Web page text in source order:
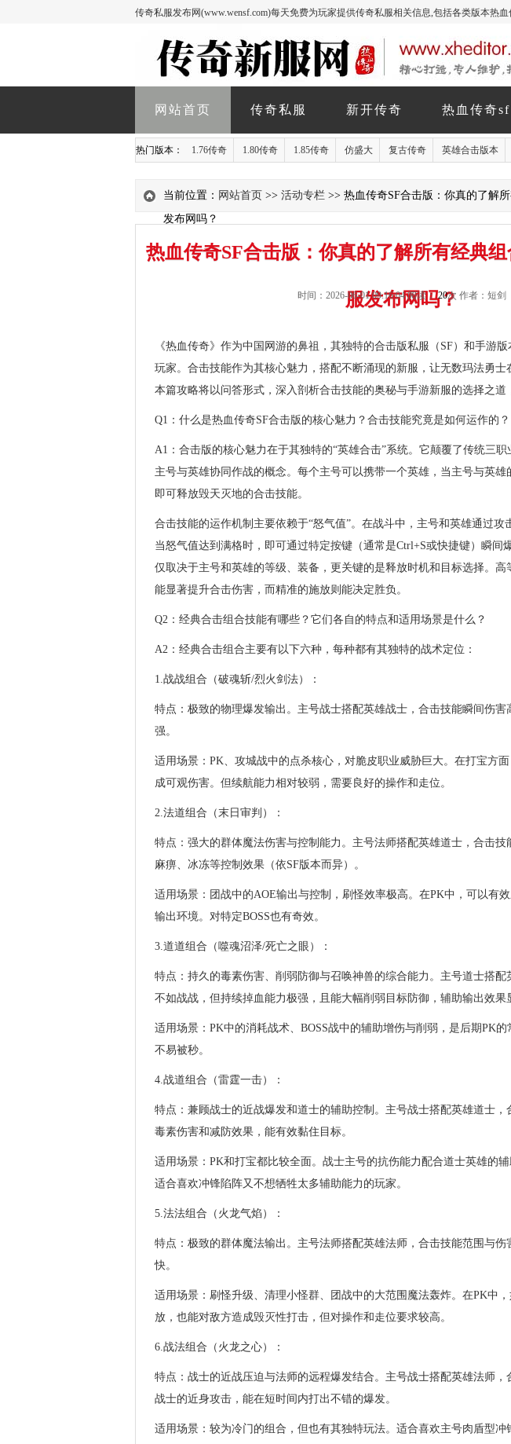
传奇私服发布网(www.wensf.com)每天免费为玩家提供传奇私服相关信息,包括各类版本热
网站首页 传奇私服 新开传奇 热血传奇sf
热门版本： 1.76传奇 1.80传奇 1.85传奇 仿盛大 复古传奇 英雄合击版本
当前位置： 网站首页 >> 活动专栏 >> 热血传奇SF合击版：你真的了解
发布网吗？
热血传奇SF合击版：你真的了解所有经典
服发布网吗？
时间：2026-06-01 09:16:04 阅读：20次 作者：短剑
《热血传奇》作为中国网游的鼻祖，其独特的合击版私服（SF）和手游
玩家。合击技能作为其核心魅力，搭配不断涌现的新服，让无数玛法勇士
本篇攻略将以问答形式，深入剖析合击技能的奥秘与手游新服的选择之道
Q1：什么是热血传奇SF合击版的核心魅力？合击技能究竟是如何运作的？
A1：合击版的核心魅力在于其独特的“英雄合击”系统。它颠覆了传统三
主号与英雄协同作战的概念。每个主号可以携带一个英雄，当主号与英雄
即可释放毁天灭地的合击技能。
合击技能的运作机制主要依赖于“怒气值”。在战斗中，主号和英雄通过攻
当怒气值达到满格时，即可通过特定按键（通常是Ctrl+S或快捷键）瞬间
仅取决于主号和英雄的等级、装备，更关键的是释放时机和目标选择。高
能显著提升合击伤害，而精准的施放则能决定胜负。
Q2：经典合击组合技能有哪些？它们各自的特点和适用场景是什么？
A2：经典合击组合主要有以下六种，每种都有其独特的战术定位：
1.战战组合（破魂斩/烈火剑法）：
特点：极致的物理爆发输出。主号战士搭配英雄战士，合击技能瞬间伤害
强。
适用场景：PK、攻城战中的点杀核心，对脆皮职业威胁巨大。在打宝方
成可观伤害。但续航能力相对较弱，需要良好的操作和走位。
2.法道组合（末日审判）：
特点：强大的群体魔法伤害与控制能力。主号法师搭配英雄道士，合击
麻痹、冰冻等控制效果（依SF版本而异）。
适用场景：团战中的AOE输出与控制，刷怪效率极高。在PK中，可以有
输出环境。对特定BOSS也有奇效。
3.道道组合（噬魂沼泽/死亡之眼）：
特点：持久的毒素伤害、削弱防御与召唤神兽的综合能力。主号道士搭
不如战战，但持续掉血能力极强，且能大幅削弱目标防御，辅助输出效果
适用场景：PK中的消耗战术、BOSS战中的辅助增伤与削弱，是后期PK的
不易被秒。
4.战道组合（雷霆一击）：
特点：兼顾战士的近战爆发和道士的辅助控制。主号战士搭配英雄道士
毒素伤害和减防效果，能有效黏住目标。
适用场景：PK和打宝都比较全面。战士主号的抗伤能力配合道士英雄的辅
适合喜欢冲锋陷阵又不想牺牲太多辅助能力的玩家。
5.法法组合（火龙气焰）：
特点：极致的群体魔法输出。主号法师搭配英雄法师，合击技能范围与
快。
适用场景：刷怪升级、清理小怪群、团战中的大范围魔法轰炸。在PK中
放，也能对敌方造成毁灭性打击，但对操作和走位要求较高。
6.战法组合（火龙之心）：
特点：战士的近战压迫与法师的远程爆发结合。主号战士搭配英雄法师，
战士的近身攻击，能在短时间内打出不错的爆发。
适用场景：较为冷门的组合，但也有其独特玩法。适合喜欢主号肉盾型冲